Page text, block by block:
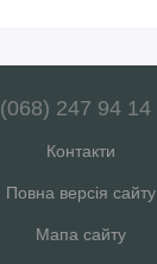
(068) 247 94 14
Контакти
Повна версія сайту
Мапа сайту